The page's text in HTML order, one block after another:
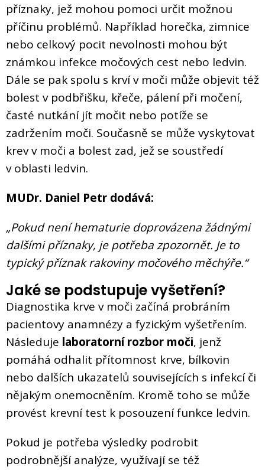
příznaky, jež mohou pomoci určit možnou
příčinu problémů. Například horečka, zimnice
nebo celkový pocit nevolnosti mohou být
známkou infekce močových cest nebo ledvin.
Dále se pak spolu s krví v moči může objevit též
bolest v podbřišku, křeče, pálení při močení,
časté nutkání jít močit nebo potíže se
zadržením moči. Současně se může vyskytovat
krev v moči a bolest zad, jež se soustředí
v oblasti ledvin.
MUDr. Daniel Petr dodává:
„Pokud není hematurie doprovázena žádnými
dalšími příznaky, je potřeba zpozornět. Je to
typický příznak rakoviny močového měchýře.“
Jaké se podstupuje vyšetření?
Diagnostika krve v moči začíná probráním
pacientovy anamnézy a fyzickým vyšetřením.
Následuje laboratorní rozbor moči, jenž
pomáhá odhalit přítomnost krve, bílkovin
nebo dalších ukazatelů souvisejících s infekcí či
nějakým onemocněním. Kromě toho se může
provést krevní test k posouzení funkce ledvin.
Pokud je potřeba výsledky podrobit
podrobnější analýze, využívají se též